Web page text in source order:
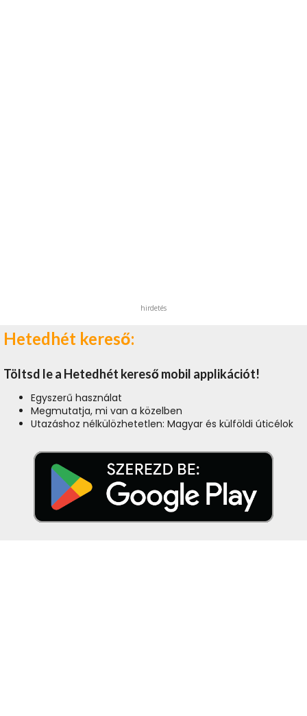
hirdetés
Hetedhét kereső:
Töltsd le a Hetedhét kereső mobil applikációt!
Egyszerű használat
Megmutatja, mi van a közelben
Utazáshoz nélkülözhetetlen: Magyar és külföldi úticélok